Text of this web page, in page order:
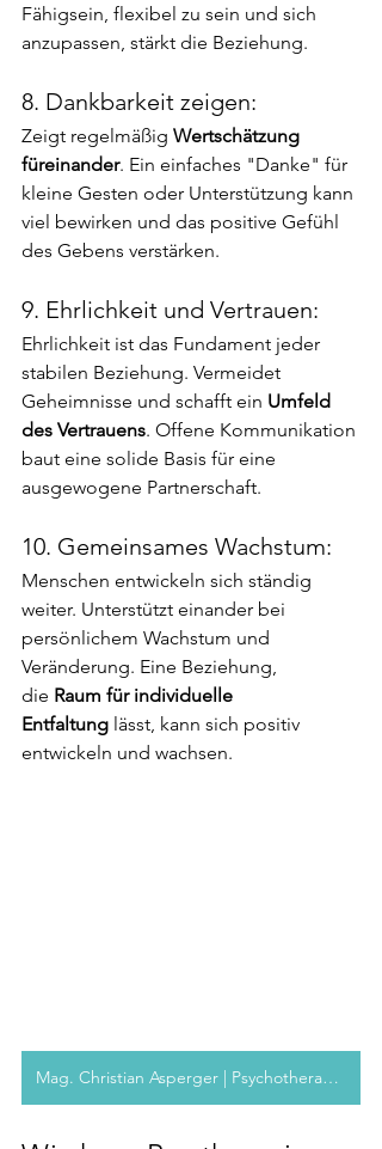
Fähigsein, flexibel zu sein und sich
anzupassen, stärkt die Beziehung.
8. Dankbarkeit zeigen:
Zeigt regelmäßig Wertschätzung
füreinander. Ein einfaches "Danke" für
kleine Gesten oder Unterstützung kann
viel bewirken und das positive Gefühl
des Gebens verstärken.
9. Ehrlichkeit und Vertrauen:
Ehrlichkeit ist das Fundament jeder
stabilen Beziehung. Vermeidet
Geheimnisse und schafft ein Umfeld
des Vertrauens. Offene Kommunikation
baut eine solide Basis für eine
ausgewogene Partnerschaft.
10. Gemeinsames Wachstum:
Menschen entwickeln sich ständig
weiter. Unterstützt einander bei
persönlichem Wachstum und
Veränderung. Eine Beziehung,
die Raum für individuelle
Entfaltung lässt, kann sich positiv
entwickeln und wachsen.
Mag. Christian Asperger | Psychotherapeut